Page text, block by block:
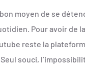
moyen de se
Pour avoir de
reste la
souci,